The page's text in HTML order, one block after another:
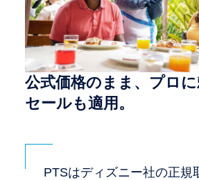
公式価格のまま、プロに
セールも適用。
PTSはディズニー社の正規